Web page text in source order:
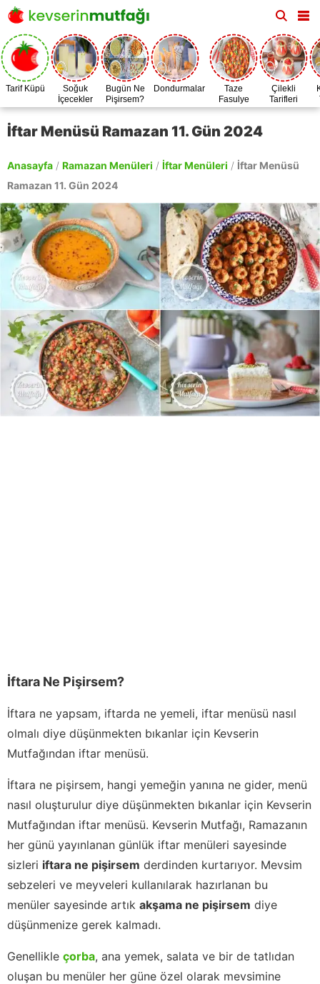
Tarif Küpü
Soğuk
İçecekler
Bugün Ne
Pişirsem?
Dondurmalar
Taze
Fasulye
Zamanı
Çilekli
Tarifleri
İftar Menüsü Ramazan 11. Gün 2024
Anasayfa / Ramazan Menüleri / İftar Menüleri / İftar Menüsü
Ramazan 11. Gün 2024
İftara Ne Pişirsem?
İftara ne yapsam, iftarda ne yemeli, iftar menüsü nasıl
olmalı diye düşünmekten bıkanlar için Kevserin
Mutfağından iftar menüsü.
İftara ne pişirsem, hangi yemeğin yanına ne gider, menü
nasıl oluşturulur diye düşünmekten bıkanlar için Kevserin
Mutfağından iftar menüsü. Kevserin Mutfağı, Ramazanın
her günü yayınlanan günlük iftar menüleri sayesinde
sizleri iftara ne pişirsem derdinden kurtarıyor. Mevsim
sebzeleri ve meyveleri kullanılarak hazırlanan bu
menüler sayesinde artık akşama ne pişirsem diye
düşünmenize gerek kalmadı.
Genellikle çorba, ana yemek, salata ve bir de tatlıdan
oluşan bu menüler her güne özel olarak mevsimine